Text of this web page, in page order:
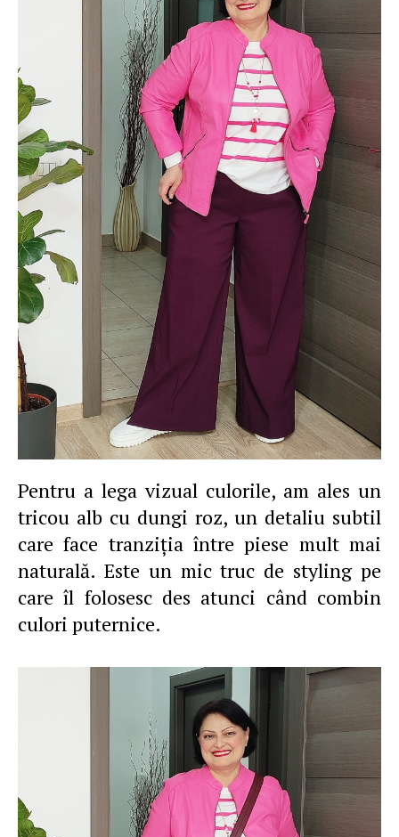
Pentru a lega vizual culorile, am ales un
tricou alb cu dungi roz, un detaliu subtil
care face tranziţia între piese mult mai
naturală. Este un mic truc de styling pe
care îl folosesc des atunci când combin
culori puternice.